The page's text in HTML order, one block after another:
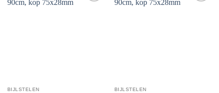
BIJLSTELEN BIJLSTELEN